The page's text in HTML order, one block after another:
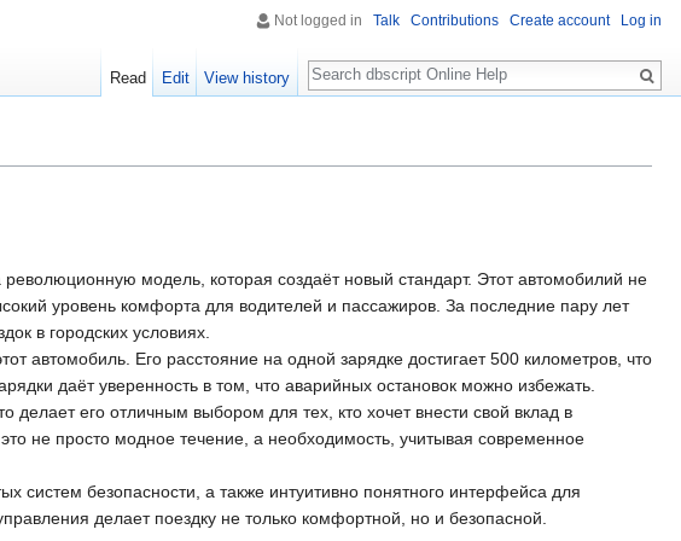
модель, которая создаёт новый стандарт. Этот автомобилий не
уровень комфорта для водителей и пассажиров. За последние пару лет
в городских условиях.
автомобиль. Его расстояние на одной зарядке достигает 500 километров, что
даёт уверенность в том, что аварийных остановок можно избежать.
делает его отличным выбором для тех, кто хочет внести свой вклад в
не просто модное течение, а необходимость, учитывая современное
систем безопасности, а также интуитивно понятного интерфейса для
делает поездку не только комфортной, но и безопасной.
Not logged in Talk Contributions Create account Log in
Read Edit View history
Search